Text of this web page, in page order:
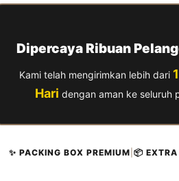
Dipercaya Ribuan
Kami telah mengirimkan lebih dari
Hari dengan aman ke seluruh
✨ PACKING BOX PREMIUM 📦